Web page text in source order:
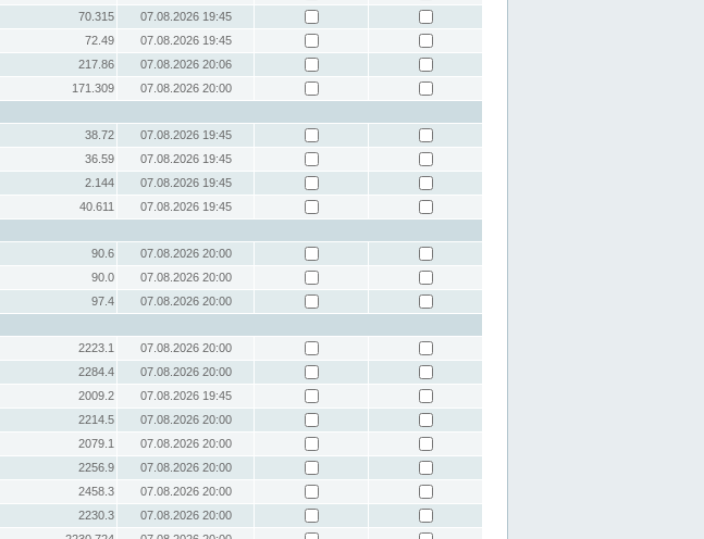
70.315
07.08.2026 19:45
72.49
07.08.2026 19:45
217.86
07.08.2026 20:06
171.309
07.08.2026 20:00
38.72
07.08.2026 19:45
36.59
07.08.2026 19:45
2.144
07.08.2026 19:45
40.611
07.08.2026 19:45
90.6
07.08.2026 20:00
90.0
07.08.2026 20:00
97.4
07.08.2026 20:00
2223.1
07.08.2026 20:00
2284.4
07.08.2026 20:00
2009.2
07.08.2026 19:45
2214.5
07.08.2026 20:00
2079.1
07.08.2026 20:00
2256.9
07.08.2026 20:00
2458.3
07.08.2026 20:00
2230.3
07.08.2026 20:00